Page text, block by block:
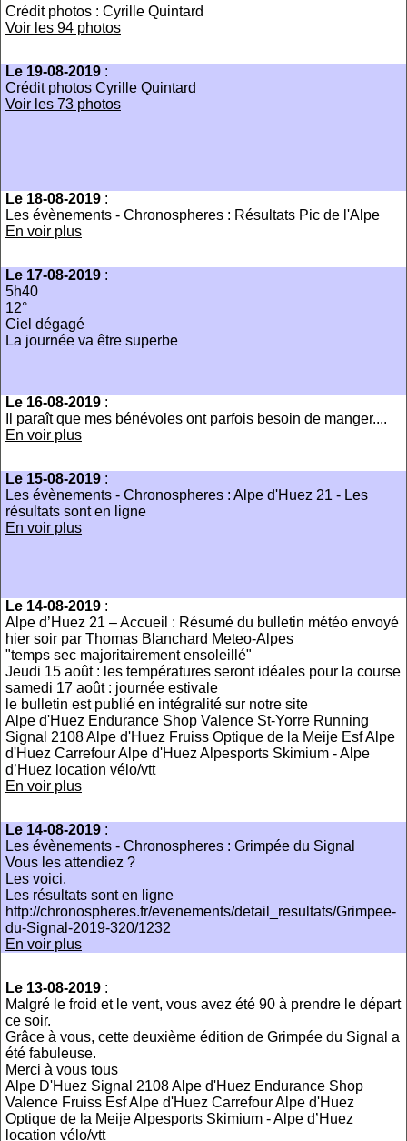
Crédit photos : Cyrille Quintard
Voir les 94 photos
Le 19-08-2019 :
Crédit photos Cyrille Quintard
Voir les 73 photos
Le 18-08-2019 :
Les évènements - Chronospheres : Résultats Pic de l'Alpe
En voir plus
Le 17-08-2019 :
5h40
12°
Ciel dégagé
La journée va être superbe
Le 16-08-2019 :
Il paraît que mes bénévoles ont parfois besoin de manger....
En voir plus
Le 15-08-2019 :
Les évènements - Chronospheres : Alpe d'Huez 21 - Les
résultats sont en ligne
En voir plus
Le 14-08-2019 :
Alpe d’Huez 21 – Accueil : Résumé du bulletin météo envoyé
hier soir par Thomas Blanchard Meteo-Alpes
"temps sec majoritairement ensoleillé"
Jeudi 15 août : les températures seront idéales pour la course
samedi 17 août : journée estivale
le bulletin est publié en intégralité sur notre site
Alpe d'Huez Endurance Shop Valence St-Yorre Running
Signal 2108 Alpe d'Huez Fruiss Optique de la Meije Esf Alpe
d'Huez Carrefour Alpe d'Huez Alpesports Skimium - Alpe
d’Huez location vélo/vtt
En voir plus
Le 14-08-2019 :
Les évènements - Chronospheres : Grimpée du Signal
Vous les attendiez ?
Les voici.
Les résultats sont en ligne
http://chronospheres.fr/evenements/detail_resultats/Grimpee-
du-Signal-2019-320/1232
En voir plus
Le 13-08-2019 :
Malgré le froid et le vent, vous avez été 90 à prendre le départ
ce soir.
Grâce à vous, cette deuxième édition de Grimpée du Signal a
été fabuleuse.
Merci à vous tous
Alpe D'Huez Signal 2108 Alpe d'Huez Endurance Shop
Valence Fruiss Esf Alpe d'Huez Carrefour Alpe d'Huez
Optique de la Meije Alpesports Skimium - Alpe d’Huez
location vélo/vtt